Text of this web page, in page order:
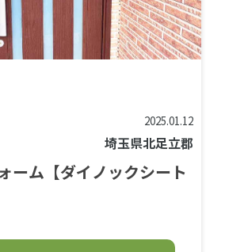
2025.01.12
埼玉県北足立郡
ーム【ダイノックシート